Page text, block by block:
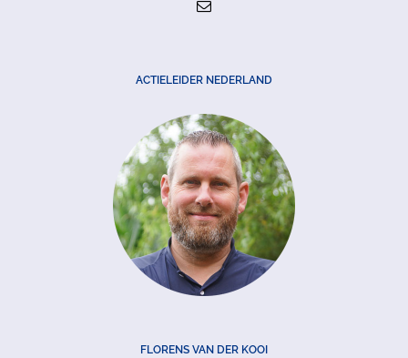
ACTIELEIDER NEDERLAND
FLORENS VAN DER KOOI